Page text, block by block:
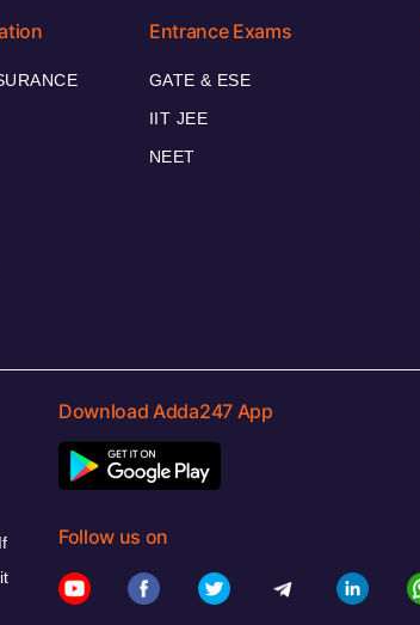
Entrance Exams
GATE & ESE
IIT JEE
NEET
Download Adda247 App
Follow us on